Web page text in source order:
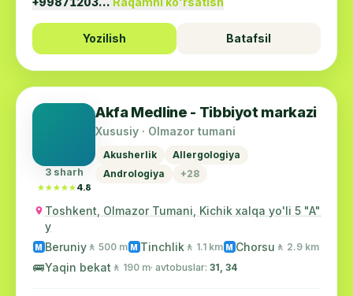
Yozilish Batafsil
3 sharh
★★★★★
★★★★★ 4.8
Akfa Medline - Tibbiyot markazi
Xususiy · Olmazor tumani
Akusherlik
Allergologiya
Andrologiya
+28
Toshkent, Olmazor Tumani, Kichik xalqa yo'li 5 "A"
y
M Beruniy 🚶 500 m M Tinchlik 🚶 1.1 km M Chorsu 🚶 2.9 km
🚌Yaqin bekat 🚶 190 m· avtobuslar: 31, 34